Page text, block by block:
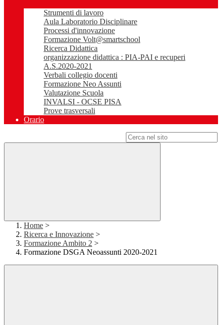
Strumenti di lavoro
Aula Laboratorio Disciplinare
Processi d'innovazione
Formazione Volt@smartschool
Ricerca Didattica
organizzazione didattica : PIA-PAI e recuperi
A.S.2020-2021
Verbali collegio docenti
Formazione Neo Assunti
Valutazione Scuola
INVALSI - OCSE PISA
Prove trasversali
Orario
Home >
Ricerca e Innovazione >
Formazione Ambito 2 >
Formazione DSGA Neoassunti 2020-2021